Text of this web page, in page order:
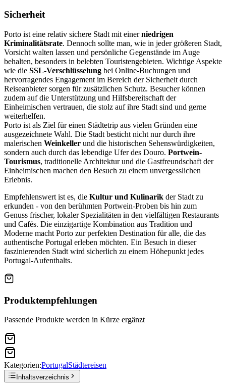
Sicherheit
Porto ist eine relativ sichere Stadt mit einerniedrigen
Kriminalitätsrate. Dennoch sollte man, wie in jeder größeren Stadt,
Vorsicht walten lassen und persönliche Gegenstände im Auge
behalten, besonders in belebten Touristengebieten. Wichtige Aspekte
wie die SSL-Verschlüsselung bei Online-Buchungen und
hervorragendes Engagement im Bereich der Sicherheit durch
Reiseanbieter sorgen für zusätzlichen Schutz. Besucher können
zudem auf die Unterstützung und Hilfsbereitschaft der
Einheimischen vertrauen, die stolz auf ihre Stadt sind und gerne
weiterhelfen.
Porto ist als Ziel für einen Städtetrip aus vielen Gründen eine
ausgezeichnete Wahl. Die Stadt besticht nicht nur durch ihre
malerischen Weinkeller und die historischen Sehenswürdigkeiten,
sondern auch durch das lebendige Ufer des Douro. Portwein-
Tourismus, traditionelle Architektur und die Gastfreundschaft der
Einheimischen machen den Besuch zu einem unvergesslichen
Erlebnis.
Empfehlenswert ist es, die Kultur und Kulinarik der Stadt zu
erkunden - von den berühmten Portwein-Proben bis hin zum
Genuss frischer, lokaler Spezialitäten in den vielfältigen Restaurants
und Cafés. Die einzigartige Kombination aus Tradition und
Moderne macht Porto zur perfekten Destination für alle, die das
authentische Portugal erleben möchten. Ein Besuch in dieser
faszinierenden Stadt wird sicherlich zu einem Höhepunkt jedes
Portugal-Aufenthalts.
Produktempfehlungen
Passende Produkte werden in Kürze ergänzt
Kategorien:PortugalStädtereisen
Inhaltsverzeichnis